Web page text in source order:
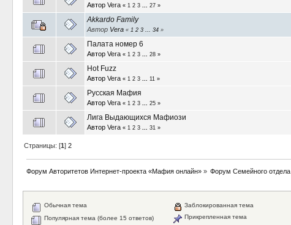
Автор Vera « 1 2 3 27»
Akkardo Family
Автор Vera « 1 2 3 34»
Палата номер 6
Автор Vera « 1 2 3 28»
Hot Fuzz
Автор Vera « 1 2 3 11 »
Русская Мафия
Автор Vera « 1 2 3 25»
Лига Выдающихся Мафиози
Автор Vera « 1 2 3 31 »
Страницы: [1] 2
Форум Авторитетов Интернет-проекта «Мафия онлайн»» Форум Семейного отдела
Обычная тема
Популярная тема (более 15 ответов)
Заблокированная тема
Прикрепленная тема